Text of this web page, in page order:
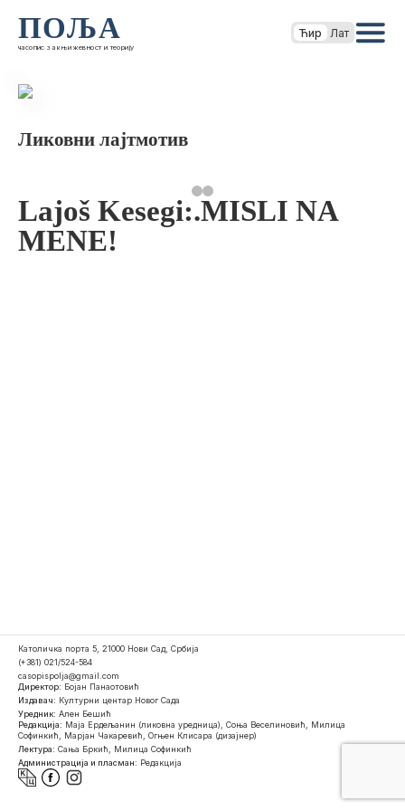
ПОЉА
часопис за књижевност и теорију
Ћир Лат
Ликовни лајтмотив
Lajoš Kesegi:.MISLI NA
MENE!
Католичка порта 5, 21000 Нови Сад, Србија
(+381) 021/524-584
casopispolja@gmail.com
Директор: Бојан Панаотовић
Издавач: Културни центар Новог Сада
Уредник: Ален Бешић
Редакција: Маја Ердељанин (ликовна уредница), Соња Веселиновић, Милица
Софинкић, Марјан Чакаревић, Огњен Клисара (дизајнер)
Лектура: Сања Бркић, Милица Софинкић
Администрација и пласман: Редакција